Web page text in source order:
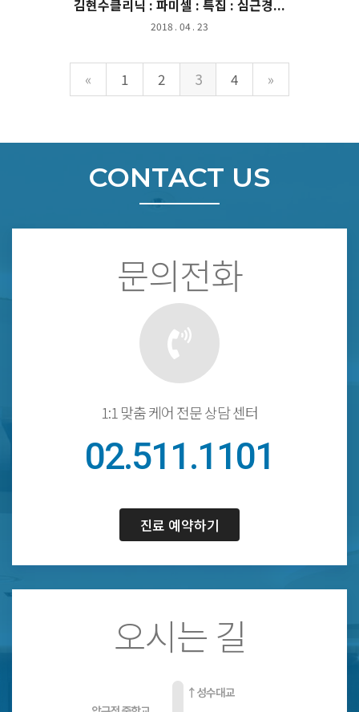
김현수클리닉 : 파미셀 : 특집 : 심근경...
2018 . 04 . 23
« 1 2 3(current)
4 »
CONTACT US
문의전화
1:1 맞춤 케어 전문 상담 센터
02.511.1101
진료 예약하기
오시는 길